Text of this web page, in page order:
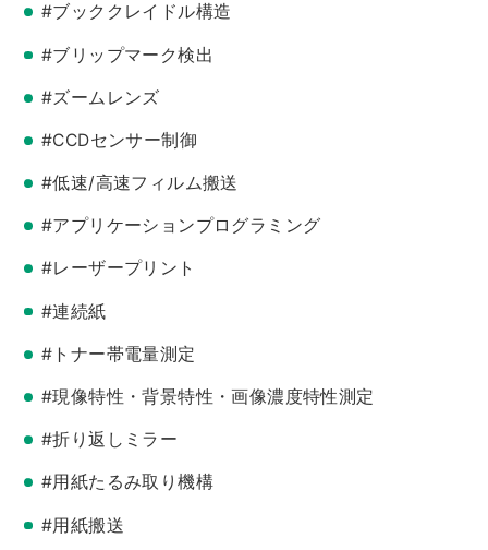
#ブッククレイドル構造
#ブリップマーク検出
#ズームレンズ
#CCDセンサー制御
#低速/高速フィルム搬送
#アプリケーションプログラミング
#レーザープリント
#連続紙
#トナー帯電量測定
#現像特性・背景特性・画像濃度特性測定
#折り返しミラー
#用紙たるみ取り機構
#用紙搬送